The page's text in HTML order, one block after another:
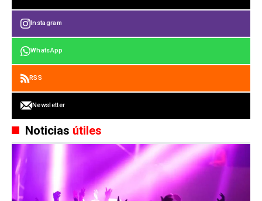
Instagram
WhatsApp
RSS
Newsletter
Noticias útiles